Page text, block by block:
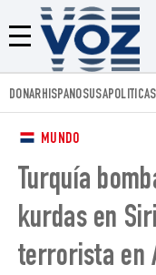
Menú
DONARHISPANOSUSAPOLITICA
MUNDO
Turquía
kurdas en
terrorista en